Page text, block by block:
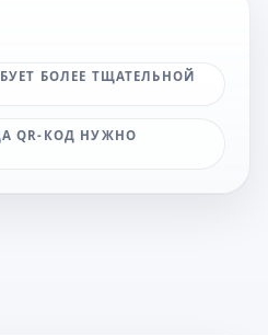
БОЛЕЕ ТЩАТЕЛЬНОЙ
QR-КОД НУЖНО